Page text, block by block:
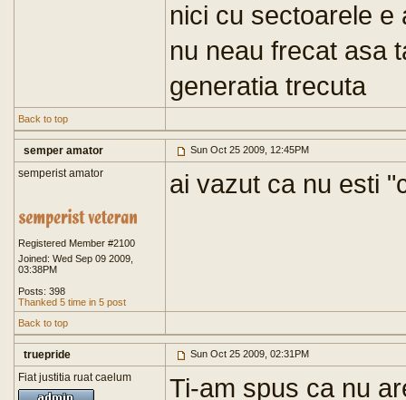
nici cu sectoarele e
nu neau frecat asa
generatia trecuta
Back to top
semper amator Sun Oct 25 2009, 12:45PM
semperist amator
Registered Member #2100
Joined: Wed Sep 09 2009,
03:38PM
Posts: 398
Thanked 5 time in 5 post
ai vazut ca nu esti
Back to top
truepride Sun Oct 25 2009, 02:31PM
Fiat justitia ruat caelum Ti-am spus ca nu